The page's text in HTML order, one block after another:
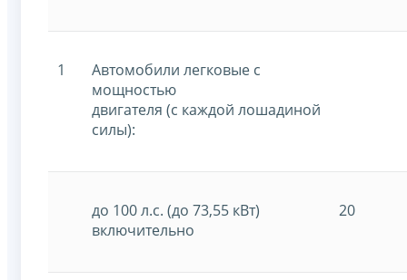
1
Автомобили легковые с
мощностью
двигателя (с каждой лошадиной
силы):
до 100 л.с. (до 73,55 кВт)
включительно
20